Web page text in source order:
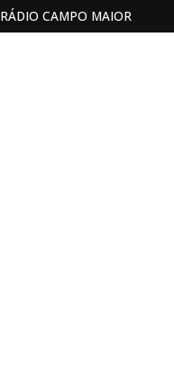
RÁDIO CAMPO MAIOR